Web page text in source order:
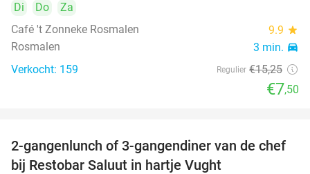
Di Do
Za
Café 't Zonneke Rosmalen
9.9 star
Rosmalen 3 min. directions_car
Verkocht: 159 Regulier €15,25
€7,50
40%
2-gangenlunch of 3-gangendiner van de chef
bij Restobar Saluut in hartje Vught